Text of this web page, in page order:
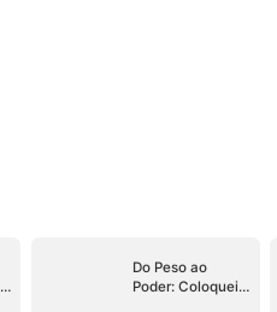
Do Peso ao
Poder: Coloquei